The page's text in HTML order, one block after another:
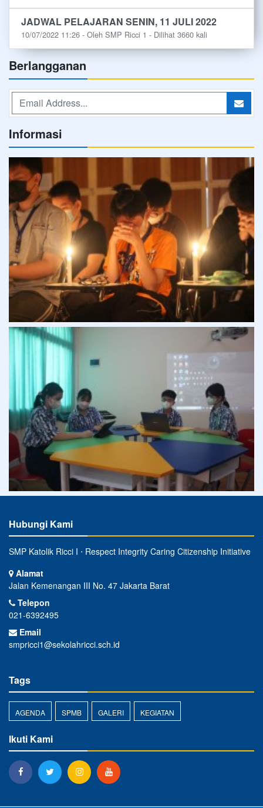
JADWAL PELAJARAN SENIN, 11 JULI 2022
10/07/2022 11:26 - Oleh SMP Ricci 1 - Dilihat 3660 kali
Berlangganan
Informasi
Hubungi Kami
SMP Katolik Ricci I ⋅ Respect Integrity Caring Citizenship Initiative
Alamat
Jalan Kemenangan III No. 47 Jakarta Barat
Telepon
021-6392495
Email
smpricci1@sekolahricci.sch.id
Tags
AGENDA SPMB GALERI KEGIATAN
Ikuti Kami